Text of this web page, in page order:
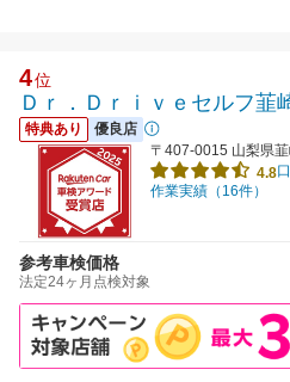
4位
Ｄｒ．Ｄｒｉｖｅセルフ韮
特典あり
優良店
〒407-0015 山梨県
4.8
作業実績（16件）
参考車検価格
法定24ヶ月点検対象